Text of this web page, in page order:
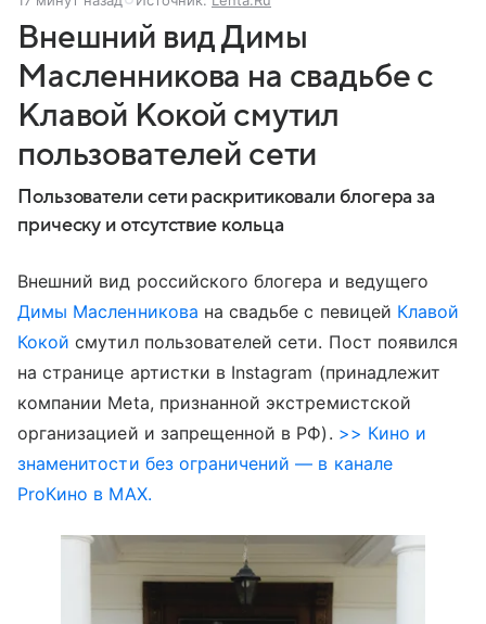
Внешний вид Димы
Масленникова на свадьбе с
Клавой Кокой смутил
пользователей сети
Пользователи сети раскритиковали блогера за
прическу и отсутствие кольца
Внешний вид российского блогера и ведущего
Димы Масленникова на свадьбе с певицей Клавой
Кокой смутил пользователей сети. Пост появился
на странице артистки в Instagram (принадлежит
компании Meta, признанной экстремистской
организацией и запрещенной в РФ). >> Кино и
знаменитости без ограничений — в канале
ProКино в MAX.